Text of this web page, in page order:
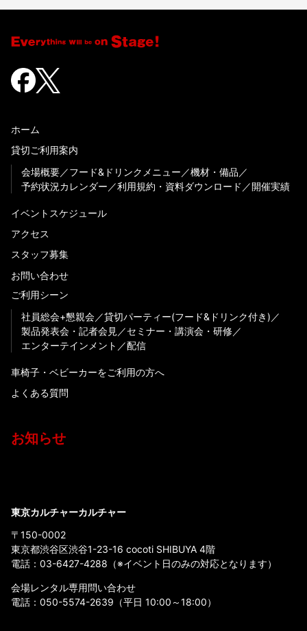
ホーム
貸切ご利用案内
会場概要
フード&ドリンクメニュー
機材・備品
予約状況カレンダー
利用規約・資料ダウンロード 開催実績
イベントスケジュール
アクセス
スタッフ募集
お問い合わせ
ご利用シーン
社員総会+懇親会
貸切パーティー(フード&ドリンク付き)
製品発表会・記者会見
セミナー・講演会・研修
エンターテインメント
配信
車椅子・ベビーカーをご利用の方へ
よくある質問
お知らせ
東京カルチャーカルチャー
〒150-0002
東京都渋谷区渋谷1-23-16 cocoti SHIBUYA 4階
電話： 03-6427-4288 （※イベント日のみの対応となります）
会場レンタル専用問い合わせ
電話： 050-5574-2639 （平日 10:00～18:00）